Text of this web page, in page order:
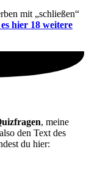
mit „schließen“
hier 18 weitere
, meine
den Text des
du hier: